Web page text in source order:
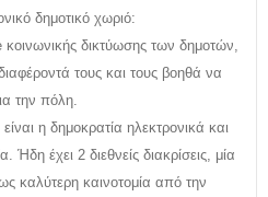
δημοτικό χωριό:
δικτύωσης των δημοτών,
τους και τους βοηθά να
την πόλη.
η δημοκρατία ηλεκτρονικά και
Ήδη έχει 2 διεθνείς διακρίσεις, μία
καλύτερη καινοτομία από την